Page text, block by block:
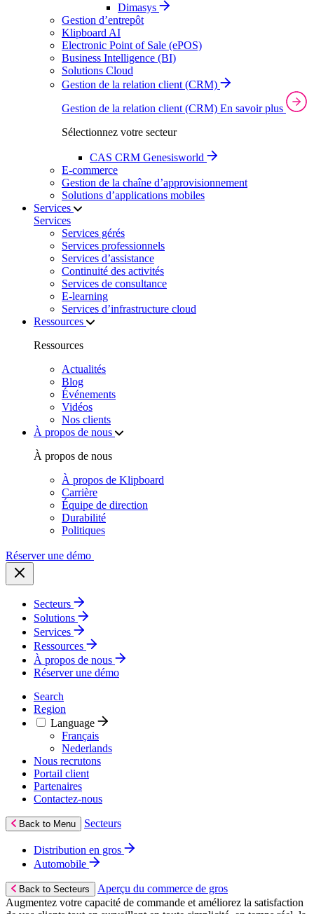
Dimasys
Gestion d’entrepôt
Klipboard AI
Electronic Point of Sale (ePOS)
Business Intelligence (BI)
Solutions Cloud
Gestion de la relation client (CRM)
Gestion de la relation client (CRM) En savoir plus
Sélectionnez votre secteur
CAS CRM Genesisworld
E‑commerce
Gestion de la chaîne d’approvisionnement
Solutions d’applications mobiles
Services
Services
Services gérés
Services professionnels
Services d’assistance
Continuité des activités
Services de consultance
E‑learning
Services d’infrastructure cloud
Ressources
Ressources
Actualités
Blog
Événements
Vidéos
Nos clients
À propos de nous
À propos de nous
À propos de Klipboard
Carrière
Équipe de direction
Durabilité
Politiques
Réserver une démo
Secteurs
Solutions
Services
Ressources
À propos de nous
Réserver une démo
Search
Region
Language
Français
Nederlands
Nous recrutons
Portail client
Partenaires
Contactez‑nous
Back to Menu Secteurs
Distribution en gros
Automobile
Back to Secteurs
Aperçu du commerce de gros
Augmentez votre capacité de commande et améliorez la satisfaction